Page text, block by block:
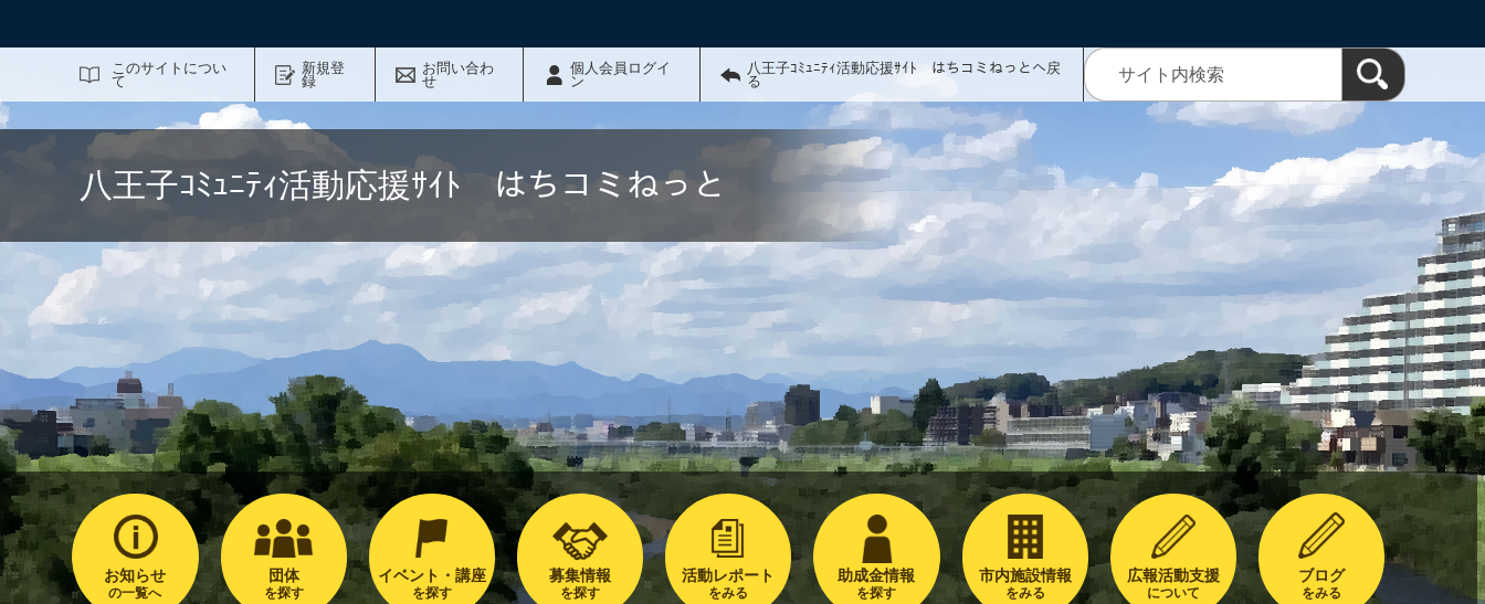
このサイトについ
て
新規登
録
お問い合わ
せ
個人会員ログイ
ン
八王子ｺﾐｭﾆﾃｨ活動応援ｻｲﾄ はちコミねっとへ戻
る
八王子ｺﾐｭﾆﾃｨ活動応援ｻｲﾄ はちコミねっと
お知らせ
の一覧へ
団体
を探す
イベント・講座
を探す
募集情報
を探す
活動レポート
をみる
助成金情報
を探す
市内施設情報
をみる
広報活動支援
について
ブログ
をみる